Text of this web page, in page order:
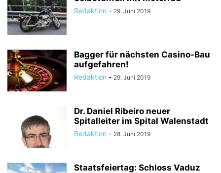
Redaktion - 29. Juni 2019
Bagger für nächsten Casino-Bau
aufgefahren!
Redaktion - 29. Juni 2019
Dr. Daniel Ribeiro neuer
Spitalleiter im Spital Walenstadt
Redaktion - 28. Juni 2019
Staatsfeiertag: Schloss Vaduz